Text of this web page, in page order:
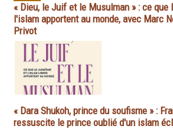
« Dieu, le Juif et le Musulman » : ce que
l'islam apportent au monde, avec Marc
Privot
« Dara Shukoh, prince du soufisme » :
ressuscite le prince oublié d'un islam